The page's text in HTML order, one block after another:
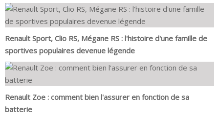
Renault Sport, Clio RS, Mégane RS : l'histoire d'une famille de
sportives populaires devenue légende
Renault Zoe : comment bien l'assurer en fonction de sa
batterie